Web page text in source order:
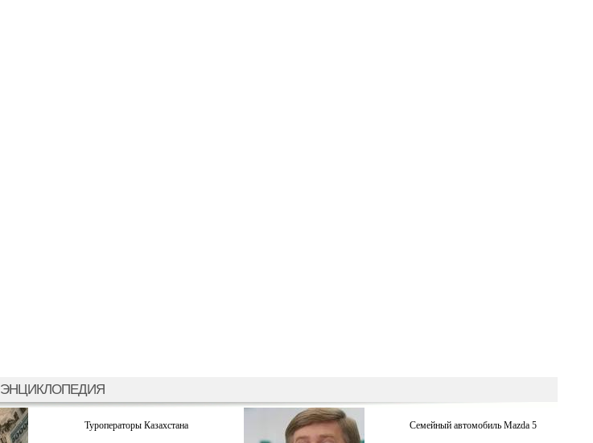
ЭНЦИКЛОПЕДИЯ
Туроператоры Казахстана Семейный автомобиль Mazda 5